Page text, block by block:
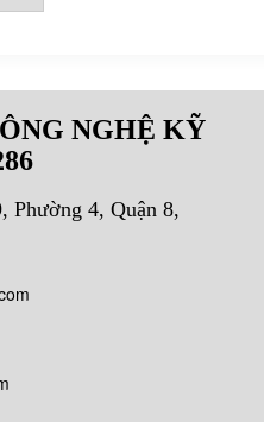
NGHỆ KỸ
Phường 4, Quận 8,